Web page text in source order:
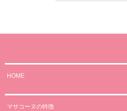
HOME
マサコーヌの特徴